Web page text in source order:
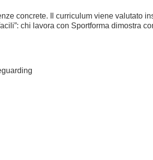
concrete. Il curriculum viene valutato
chi lavora con Sportforma dimostra